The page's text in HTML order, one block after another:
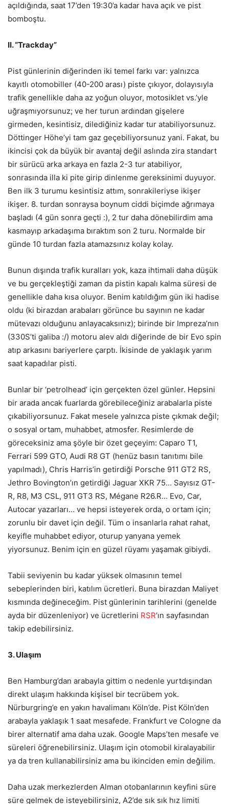
açıldığında, saat 17’den 19:30’a kadar hava açık ve pist
bomboştu.
II. “Trackday”
Pist günlerinin diğerinden iki temel farkı var: yalnızca
kayıtlı otomobiller (40-200 arası) piste çıkıyor, dolayısıyla
trafik genellikle daha az yoğun oluyor, motosiklet vs.’yle
uğraşmıyorsunuz; ve her turun ardından gişelere
girmeden, kesintisiz, dilediğiniz kadar tur atabiliyorsunuz.
Döttinger Höhe’yi tam gaz geçebiliyorsunuz yani. Fakat, bu
ikincisi çok da büyük bir avantaj değil aslında zira standart
bir sürücü arka arkaya en fazla 2-3 tur atabiliyor,
sonrasında illa ki pite girip dinlenme gereksinimi duyuyor.
Ben ilk 3 turumu kesintisiz attım, sonrakileriyse ikişer
ikişer. 8. turdan sonraysa boynum ciddi biçimde ağrımaya
başladı (4 gün sonra geçti :), 2 tur daha dönebilirdim ama
kasmayıp arkadaşıma bıraktım son 2 turu. Normalde bir
günde 10 turdan fazla atamazsınız kolay kolay.
Bunun dışında trafik kuralları yok, kaza ihtimali daha düşük
ve bu gerçekleştiği zaman da pistin kapalı kalma süresi de
genellikle daha kısa oluyor. Benim katıldığım gün iki hadise
oldu (ki birazdan arabaları görünce bu sayının ne kadar
mütevazı olduğunu anlayacaksınız); birinde bir Impreza’nın
(330S’ti galiba :/) motoru alev aldı diğerinde de bir Evo spin
atıp arkasını bariyerlere çarptı. İkisinde de yaklaşık yarım
saat kapadılar pisti.
Bunlar bir ‘petrolhead’ için gerçekten özel günler. Hepsini
bir arada ancak fuarlarda görebileceğiniz arabalarla piste
çıkabiliyorsunuz. Fakat mesele yalnızca piste çıkmak değil;
o sosyal ortam, muhabbet, atmosfer. Resimlerde de
göreceksiniz ama şöyle bir özet geçeyim: Caparo T1,
Ferrari 599 GTO, Audi R8 GT (henüz basın tanıtımı bile
yapılmadı), Chris Harris’in getirdiği Porsche 911 GT2 RS,
Jethro Bovington’ın getirdiği Jaguar XKR 75… Sayısız GT-
R, R8, M3 CSL, 911 GT3 RS, Mégane R26.R… Evo, Car,
Autocar yazarları… ve hepsi isteyerek orda, o ortam için;
zorunlu bir davet için değil. Tüm o insanlarla rahat rahat,
keyifle muhabbet ediyor, oturup yanyana yemek
yiyorsunuz. Benim için en güzel rüyamı yaşamak gibiydi.
Tabii seviyenin bu kadar yüksek olmasının temel
sebeplerinden biri, katılım ücretleri. Buna birazdan Maliyet
kısmında değineceğim. Pist günlerinin tarihlerini (genelde
ayda bir düzenleniyor) ve ücretlerini RSR‘ın sayfasından
takip edebilirsiniz.
3. Ulaşım
Ben Hamburg’dan arabayla gittim o nedenle yurtdışından
direkt ulaşım hakkında kişisel bir tecrübem yok.
Nürburgring’e en yakın havalimanı Köln’de. Pist Köln’den
arabayla yaklaşık 1 saat mesafede. Frankfurt ve Cologne da
birer alternatif ama daha uzak. Google Maps’ten mesafe ve
süreleri öğrenebilirsiniz. Ulaşım için otomobil kiralayabilir
ya da tren kullanabilirsiniz ama bu ikinciden emin değilim.
Daha uzak merkezlerden Alman otobanlarının keyfini süre
süre gelmek de isteyebilirsiniz, A2’de sık sık hız limiti